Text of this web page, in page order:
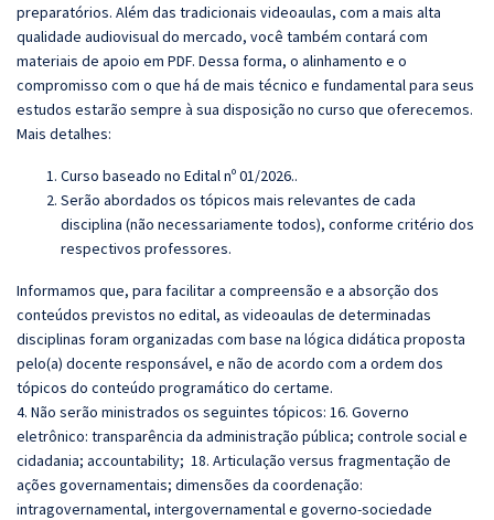
preparatórios. Além das tradicionais videoaulas, com a mais alta
qualidade audiovisual do mercado, você também contará com
materiais de apoio em PDF. Dessa forma, o alinhamento e o
compromisso com o que há de mais técnico e fundamental para seus
estudos estarão sempre à sua disposição no curso que oferecemos.
Mais detalhes:
Curso baseado no Edital nº 01/2026..
Serão abordados os tópicos mais relevantes de cada
disciplina (não necessariamente todos), conforme critério dos
respectivos professores.
Informamos que, para facilitar a compreensão e a absorção dos
conteúdos previstos no edital, as videoaulas de determinadas
disciplinas foram organizadas com base na lógica didática proposta
pelo(a) docente responsável, e não de acordo com a ordem dos
tópicos do conteúdo programático do certame.
4. Não serão ministrados os seguintes tópicos: 16. Governo
eletrônico: transparência da administração pública; controle social e
cidadania; accountability; 18. Articulação versus fragmentação de
ações governamentais; dimensões da coordenação:
intragovernamental, intergovernamental e governo-sociedade